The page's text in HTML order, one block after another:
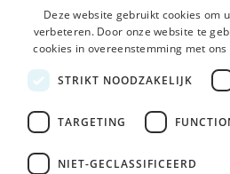
Nieuwsbrief
Bezoek de winkel in Sneek, Bolswarderbaan
Deze website gebruikt cookies om
verbeteren. Door onze website te
cookies in overeenstemming met
STRIKT NOODZAKELIJK
TARGETING
NIET-GECLASSIFICEERD